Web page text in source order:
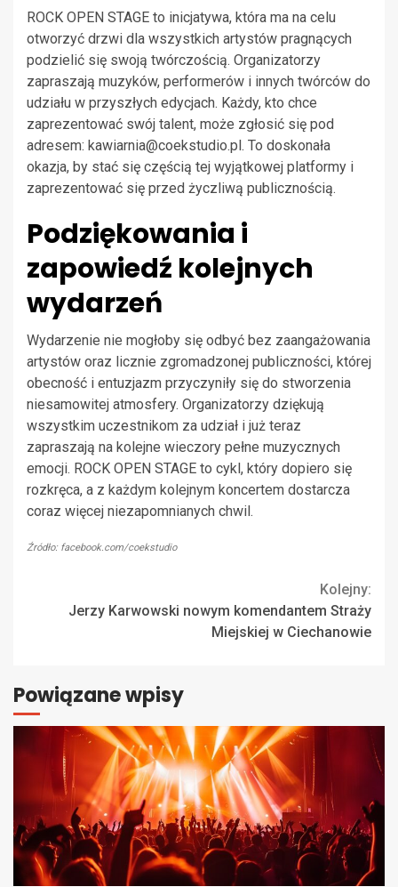
ROCK OPEN STAGE to inicjatywa, która ma na celu
otworzyć drzwi dla wszystkich artystów pragnących
podzielić się swoją twórczością. Organizatorzy
zapraszają muzyków, performerów i innych twórców do
udziału w przyszłych edycjach. Każdy, kto chce
zaprezentować swój talent, może zgłosić się pod
adresem: kawiarnia@coekstudio.pl. To doskonała
okazja, by stać się częścią tej wyjątkowej platformy i
zaprezentować się przed życzliwą publicznością.
Podziękowania i
zapowiedź kolejnych
wydarzeń
Wydarzenie nie mogłoby się odbyć bez zaangażowania
artystów oraz licznie zgromadzonej publiczności, której
obecność i entuzjazm przyczyniły się do stworzenia
niesamowitej atmosfery. Organizatorzy dziękują
wszystkim uczestnikom za udział i już teraz
zapraszają na kolejne wieczory pełne muzycznych
emocji. ROCK OPEN STAGE to cykl, który dopiero się
rozkręca, a z każdym kolejnym koncertem dostarcza
coraz więcej niezapomnianych chwil.
Źródło: facebook.com/coekstudio
Continue
Reading
Kolejny:
Jerzy Karwowski nowym komendantem Straży
Miejskiej w Ciechanowie
Powiązane wpisy